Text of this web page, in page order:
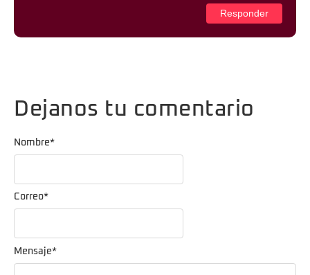
Responder
Dejanos tu comentario
Mensaje*
Nombre*
Correo*